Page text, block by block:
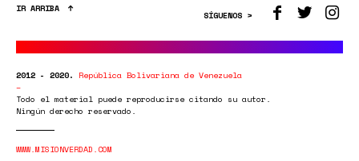
IR ARRIBA
SÍGUENOS >
2012 - 2020. República Bolivariana de Venezuela
Todo el material puede reproducirse citando su autor.
Ningún derecho reservado.
WWW.MISIONVERDAD.COM